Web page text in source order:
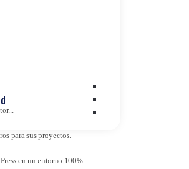
para sus proyectos.
en un entorno 100%.